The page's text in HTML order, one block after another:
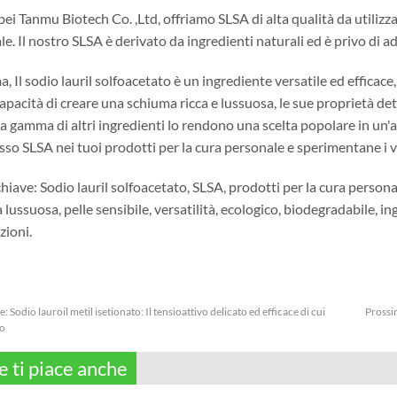
Tanmu Biotech Co. ,Ltd, offriamo SLSA di alta qualità da
Il nostro SLSA è derivato da ingredienti naturali ed è privo di
Il sodio lauril solfoacetato è un ingrediente versatile ed
di creare una schiuma ricca e lussuosa, le sue proprietà
gamma di altri ingredienti lo rendono una scelta popolare in
SLSA nei tuoi prodotti per la cura personale e sperimentane i
Sodio lauril solfoacetato, SLSA, prodotti per la cura
lussuosa, pelle sensibile, versatilità, ecologico, biodegradabile,
Sodio lauroil metil isetionato: Il tensioattivo delicato ed efficace di cui
ti piace anche